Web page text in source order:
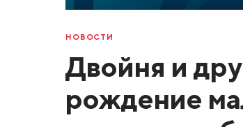
НОВОСТИ
Двойня и
рождение